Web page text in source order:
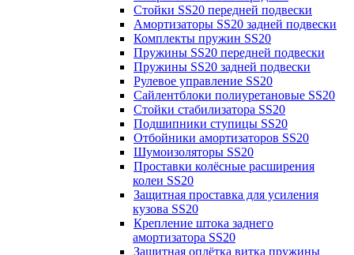
Стойки SS20 передней подвески
Амортизаторы SS20 задней подвески
Комплекты пружин SS20
Пружины SS20 передней подвески
Пружины SS20 задней подвески
Рулевое управление SS20
Сайлентблоки полиуретановые SS20
Стойки стабилизатора SS20
Подшипники ступицы SS20
Отбойники амортизаторов SS20
Шумоизоляторы SS20
Проставки колёсные расширения
колеи SS20
Защитная проставка для усиления
кузова SS20
Крепление штока заднего
амортизатора SS20
Защитная оплётка витка пружины